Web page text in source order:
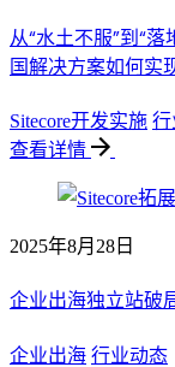
从“水土不服”到“
国解决方案如何实
Sitecore开发实施 行
查看详情
2025年8月28日
企业出海独立站破
企业出海 行业动态